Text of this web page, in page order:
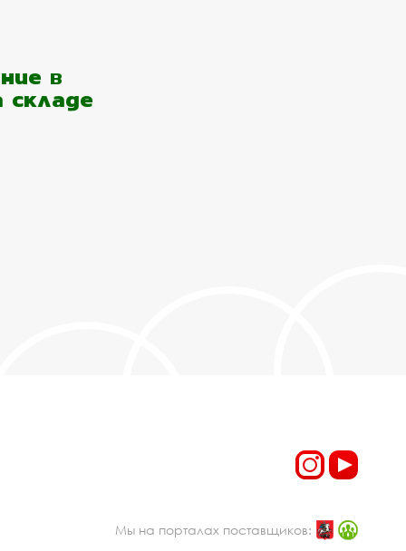
в
складе
Мы на порталах поставщиков: